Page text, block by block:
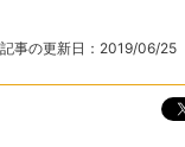
記事の更新日： 2019/06/25